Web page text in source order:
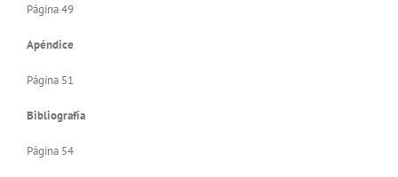
Página 49
Apéndice
Página 51
Bibliografía
Página 54